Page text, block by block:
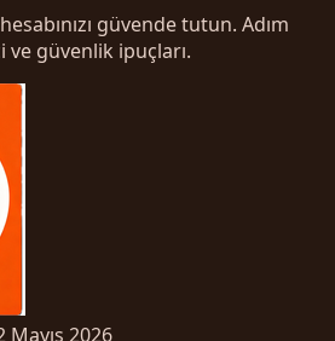
güvende tutun. Adım
güvenlik ipuçları.
Mayıs 2026